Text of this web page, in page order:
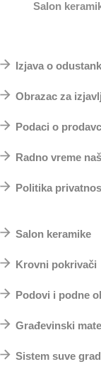
Salon
Izjava o
Obrazac za
Podaci o
Radno vreme
Politika
Salon keramike
Krovni pokrivači
Podovi i podne
Građevinski
Sistem suve